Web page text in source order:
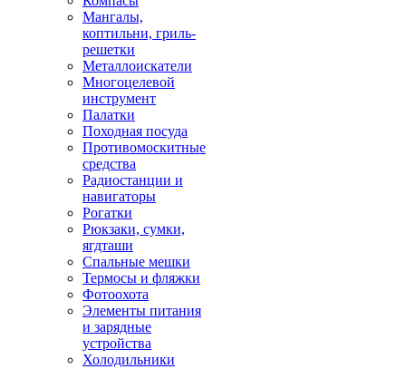
Мангалы,
коптильни, гриль-
решетки
Металлоискатели
Многоцелевой
инструмент
Палатки
Походная посуда
Противомоскитные
средства
Радиостанции и
навигаторы
Рогатки
Рюкзаки, сумки,
ягдташи
Спальные мешки
Термосы и фляжки
Фотоохота
Элементы питания
и зарядные
устройства
Холодильники